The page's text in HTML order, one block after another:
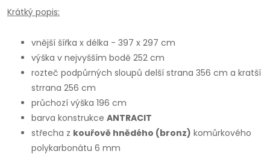
Krátký popis:
vnější šířka x délka - 397 x 297 cm
výška v nejvyšším bodě 252 cm
rozteč podpůrných sloupů delší strana 356 cm a kratší
strrana 256 cm
průchozí výška 196 cm
barva konstrukce ANTRACIT
střecha z kouřově hnědého (bronz) komůrkového
polykarbonátu 6 mm